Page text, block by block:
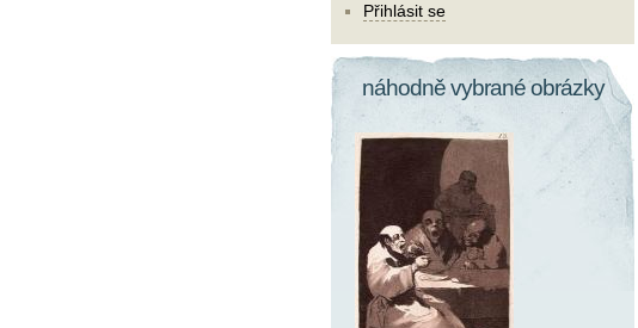
Přihlásit se
náhodně vybrané obrázky